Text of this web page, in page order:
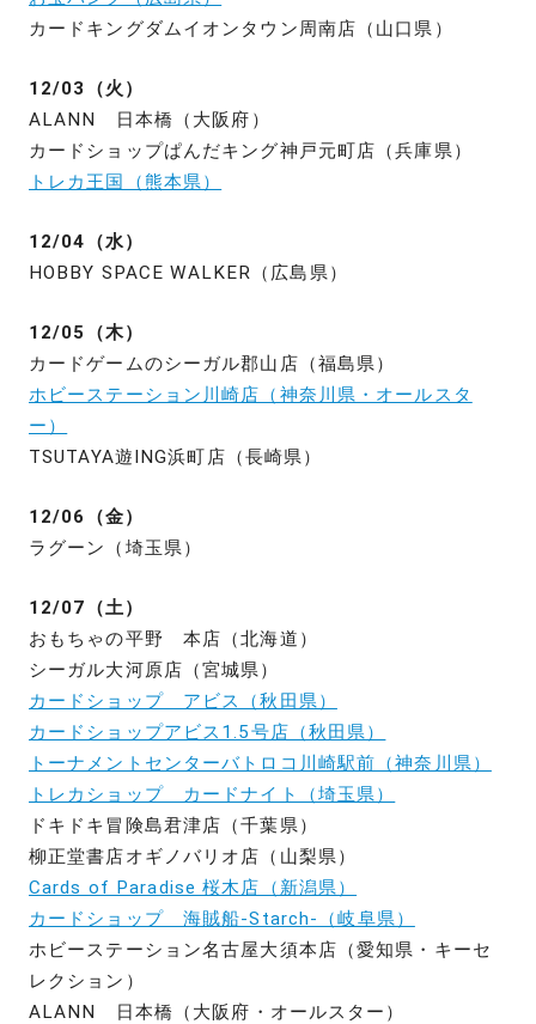
カードキングダムイオンタウン周南店（山口県）
12/03（火）
ALANN 日本橋（大阪府）
カードショップぱんだキング神戸元町店（兵庫県）
トレカ王国（熊本県）
12/04（水）
HOBBY SPACE WALKER（広島県）
12/05（木）
カードゲームのシーガル郡山店（福島県）
ホビーステーション川崎店（神奈川県・オールスタ
ー）
TSUTAYA遊ING浜町店（長崎県）
12/06（金）
ラグーン（埼玉県）
12/07（土）
おもちゃの平野 本店（北海道）
シーガル大河原店（宮城県）
カードショップ アビス（秋田県）
カードショップアビス1.5号店（秋田県）
トーナメントセンターバトロコ川崎駅前（神奈川県）
トレカショップ カードナイト（埼玉県）
ドキドキ冒険島君津店（千葉県）
柳正堂書店オギノバリオ店（山梨県）
Cards of Paradise 桜木店（新潟県）
カードショップ 海賊船-Starch-（岐阜県）
ホビーステーション名古屋大須本店（愛知県・キーセ
レクション）
ALANN 日本橋（大阪府・オールスター）